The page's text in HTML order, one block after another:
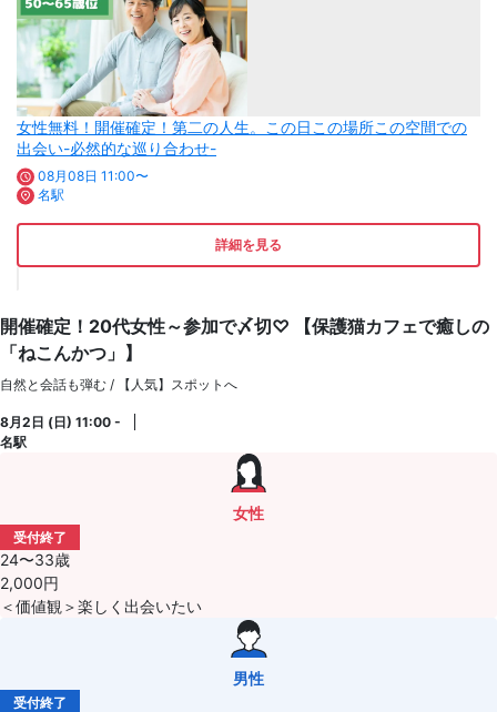
女性無料！開催確定！第二の人生。この日この場所この空間での
出会い-必然的な巡り合わせ-
08月08日 11:00〜
名駅
詳細を見る
開催確定！20代女性～参加で〆切♡ 【保護猫カフェで癒しの
「ねこんかつ」】
自然と会話も弾む / 【人気】スポットへ
8月2日 (日) 11:00 -
名駅
女性
受付終了
24〜33歳
2,000円
＜価値観＞楽しく出会いたい
男性
受付終了